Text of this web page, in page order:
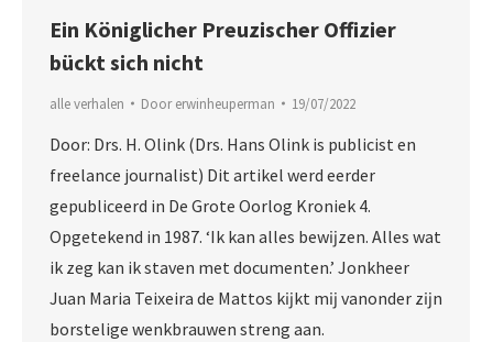
Ein Königlicher Preuzischer Offizier
bückt sich nicht
alle verhalen Doorerwinheuperman 19/07/2022
Door: Drs. H. Olink (Drs. Hans Olink is publicist en
freelance journalist) Dit artikel werd eerder
gepubliceerd in De Grote Oorlog Kroniek 4.
Opgetekend in 1987. ‘Ik kan alles bewĳzen. Alles wat
ik zeg kan ik staven met documenten.’ Jonkheer
Juan Maria Teixeira de Mattos kĳkt mĳ vanonder zĳn
borstelige wenkbrauwen streng aan.